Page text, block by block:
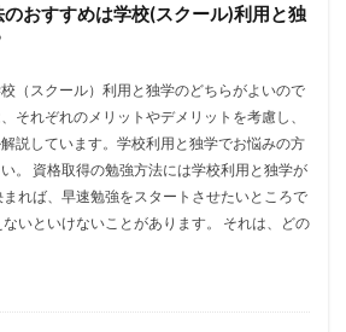
おすすめは学校(スクール)利用と独
（スクール）利用と独学のどちらがよいので
それぞれのメリットやデメリットを考慮し、
説しています。学校利用と独学でお悩みの方
。 資格取得の勉強方法には学校利用と独学が
れば、早速勉強をスタートさせたいところで
いといけないことがあります。 それは、どの